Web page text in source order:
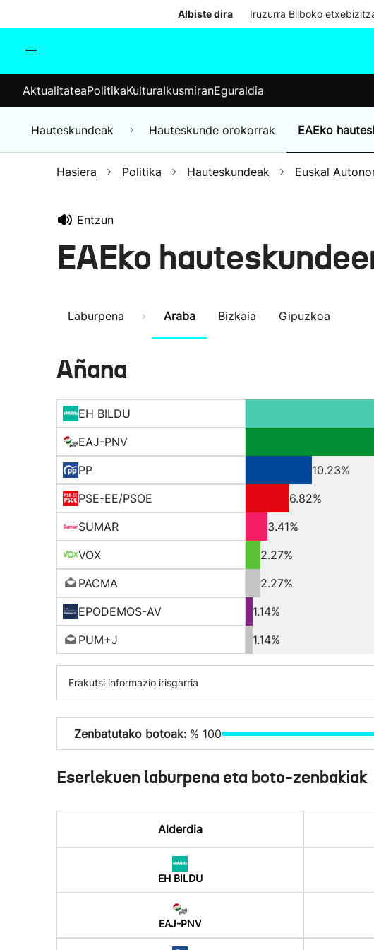
Albiste dira Iruzurra Bilboko
Munduko albisteak
Hauteskundeak
AktualitateaPolitikaKulturaIkusmiranEguraldia
Hauteskundeak Hauteskunde orokorrak EAEko
Hasiera Politika Hauteskundeak Euskal
Entzun
EAEko
Laburpena Araba Bizkaia Gipuzkoa
Añana
EH BILDU
EAJ-PNV
PP
10.23%
PSE-EE/PSOE
6.82%
SUMAR
3.41%
VOX
2.27%
PACMA
2.27%
EPODEMOS-AV
1.14%
PUM+J
1.14%
Erakutsi informazio irisgarria
Zenbatutako botoak: % 100
Eserlekuen laburpena eta boto-zenbakiak
Alderdia
EH BILDU
EAJ-PNV